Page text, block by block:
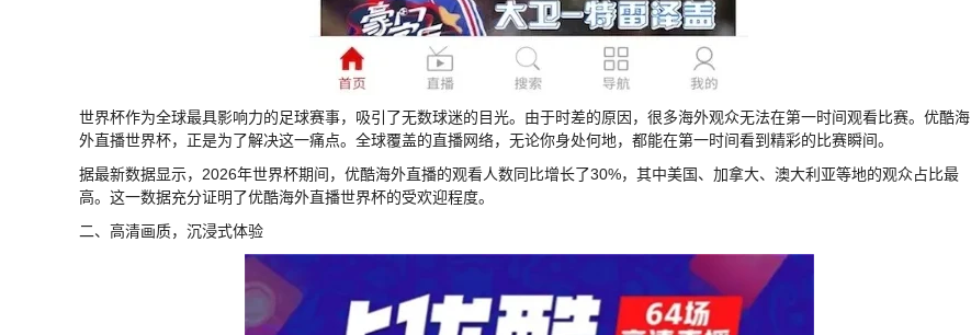
世界杯作为全球最具影响力的足球赛事，吸引了无数球迷的目光。由于时差的原因，很多海外观众无法在第一时间观看比赛。优酷海
外直播世界杯，正是为了解决这一痛点。全球覆盖的直播网络，无论你身处何地，都能在第一时间看到精彩的比赛瞬间。
据最新数据显示，2026年世界杯期间，优酷海外直播的观看人数同比增长了30%，其中美国、加拿大、澳大利亚等地的观众占比最
高。这一数据充分证明了优酷海外直播世界杯的受欢迎程度。
二、高清画质，沉浸式体验